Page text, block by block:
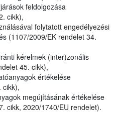
feldolgozása
cikk),
folytatott engedélyezési
(1107/2009/EK rendelet 34.
kérelmek (inter)zonális
45. cikk),
értékelése
cikk),
megújításának értékelése
cikk, 2020/1740/EU rendelet).